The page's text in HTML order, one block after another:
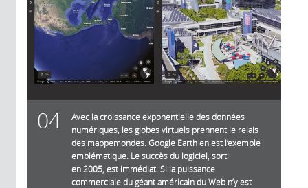
04
Avec la croissance exponentielle des données
numériques, les globes virtuels prennent le relais
des mappemondes. Google Earth en est l’exemple
emblématique. Le succès du logiciel, sorti
en 2005, est immédiat. Si la puissance
commerciale du géant américain du Web n’y est